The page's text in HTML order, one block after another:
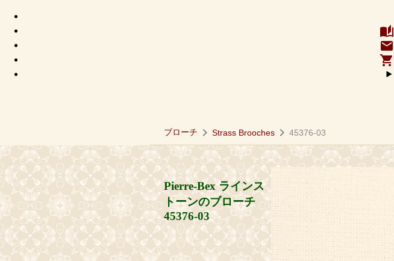
auto_stories
email
shopping_cart
ブローチ chevron_right Strass Brooches chevron_right 45376-03
Pierre-Bex ラインス
トーンのブローチ
45376-03